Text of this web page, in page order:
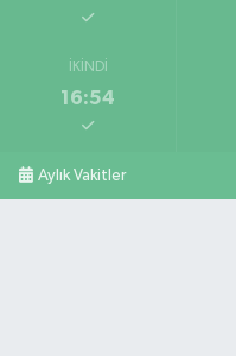
İKINDI
16:54
Aylık Vakitler